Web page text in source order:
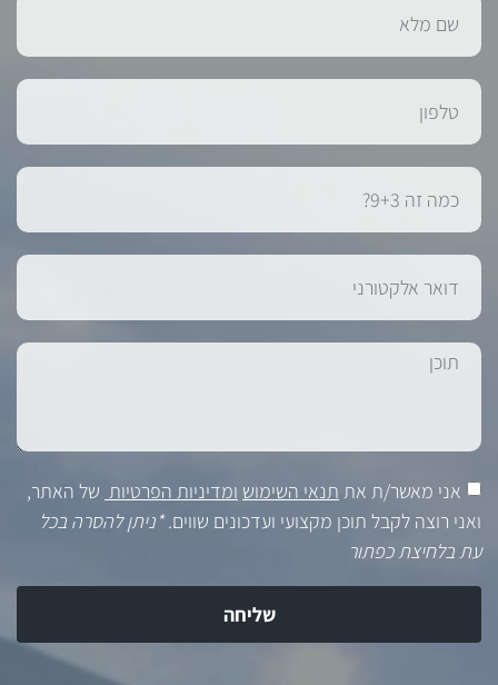
אני מאשר/ת את תנאי השימוש ומדיניות הפרטיות של האתר,
ואני רוצה לקבל תוכן מקצועי ועדכונים שווים.*ניתן להסרה בכל
עת בלחיצת כפתור
שליחה